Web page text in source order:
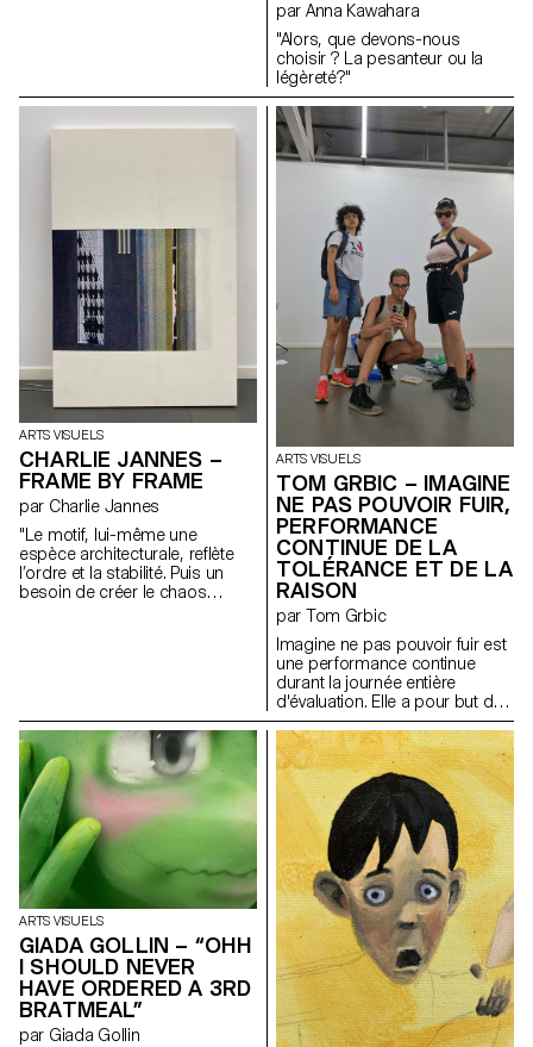
par Anna Kawahara
"Alors, que devons-nous
choisir ? La pesanteur ou la
légèreté?"
ARTS VISUELS
CHARLIE JANNES –
FRAME BY FRAME
par Charlie Jannes
"Le motif, lui-même une
espèce architecturale, reflète
l’ordre et la stabilité. Puis un
besoin de créer le chaos
dentelle et de la colle. Un
collage : une simultanéité ; un
éblouissement visuel, une
superposition, un message
final pour les sens. (…)"
ARTS VISUELS
TOM GRBIC – IMAGINE
NE PAS POUVOIR FUIR,
PERFORMANCE
CONTINUE DE LA
TOLÉRANCE ET DE LA
RAISON
par Tom Grbic
Imagine ne pas pouvoir fuir est
une performance continue
durant la journée entière
d'évaluation. Elle a pour but de
montrer le principe de "travail
trans" théorisé par Josephine
Gilles Harris en 2019. J. G.
Harris met entre autre en
lumière le fait que les
personnes queer se doivent
d'entretenir un état constant
performatif afin de pouvoir
naviguer le monde de manière
"compréhensible". Avec une
activation de textes de Laurène
Marx, Tom Grbic, Josephine
Gilles Harris et Adel Tincelin,
c'est aussi un effort pour
s'inscrire dans une lignée, une
Histoire queer critique et
chaleureuse.
ARTS VISUELS
GIADA GOLLIN – “OHH
I SHOULD NEVER
HAVE ORDERED A 3RD
BRATMEAL”
par Giada Gollin